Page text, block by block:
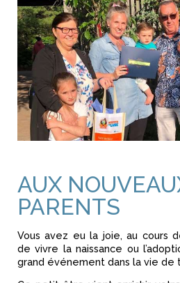
AUX
PARENTS
Vous avez eu la joie, au cours
de vivre la naissance ou
grand événement dans la vie de